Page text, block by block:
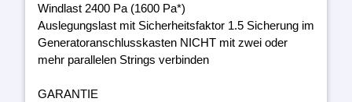
Windlast 2400 Pa (1600 Pa*)
Auslegungslast mit Sicherheitsfaktor 1.5 Sicherung im
Generatoranschlusskasten NICHT mit zwei oder
mehr parallelen Strings verbinden
GARANTIE